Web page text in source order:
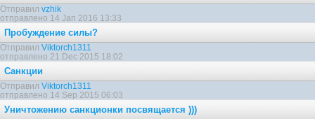
Отправил vzhik
отправлено 14 Jan 2016 13:33
Пробуждение силы?
Отправил Viktorch1311
отправлено 21 Dec 2015 18:02
Санкции
Отправил Viktorch1311
отправлено 14 Sep 2015 06:03
Уничтожению санкционки посвящается )))